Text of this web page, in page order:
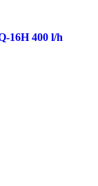
16H 400 l/h